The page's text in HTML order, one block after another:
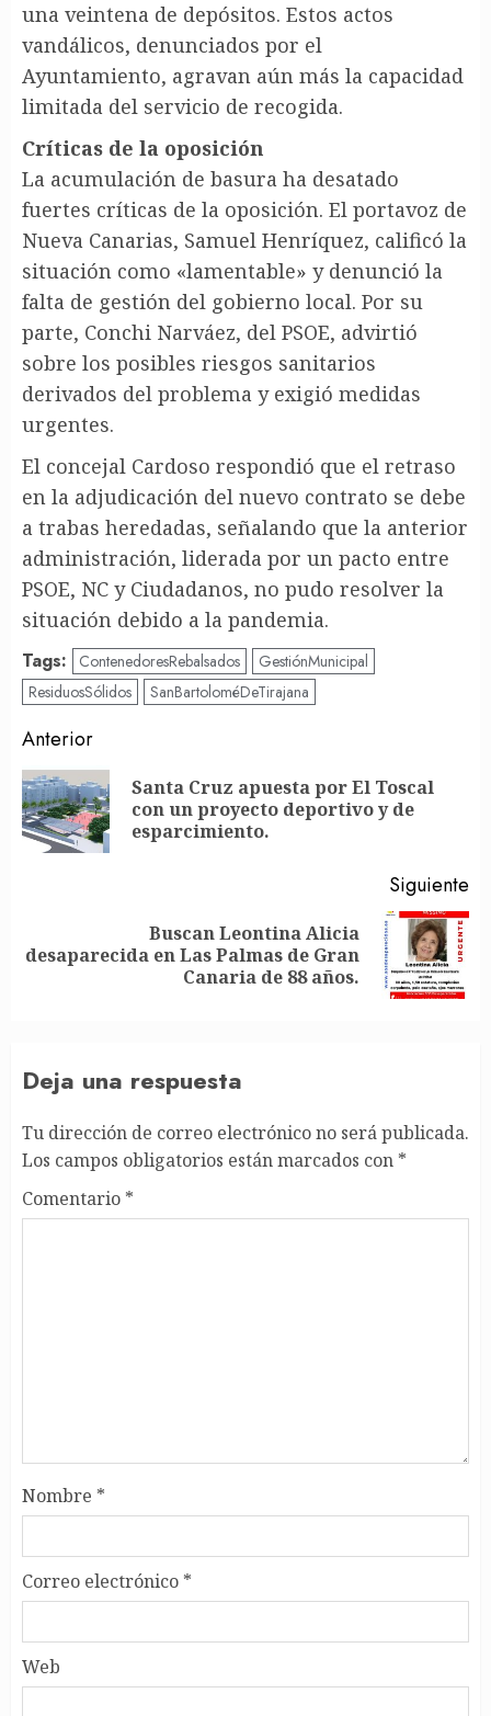
una veintena de depósitos. Estos actos
vandálicos, denunciados por el
Ayuntamiento, agravan aún más la capacidad
limitada del servicio de recogida.
Críticas de la oposición
La acumulación de basura ha desatado
fuertes críticas de la oposición. El portavoz de
Nueva Canarias, Samuel Henríquez, calificó la
situación como «lamentable» y denunció la
falta de gestión del gobierno local. Por su
parte, Conchi Narváez, del PSOE, advirtió
sobre los posibles riesgos sanitarios
derivados del problema y exigió medidas
urgentes.
El concejal Cardoso respondió que el retraso
en la adjudicación del nuevo contrato se debe
a trabas heredadas, señalando que la anterior
administración, liderada por un pacto entre
PSOE, NC y Ciudadanos, no pudo resolver la
situación debido a la pandemia.
Tags: ContenedoresRebalsados
GestiónMunicipal
ResiduosSólidos
SanBartoloméDeTirajana
Post
navigation
Anterior
Santa Cruz apuesta por El Toscal
con un proyecto deportivo y de
esparcimiento.
Siguiente
Siguiente
Buscan Leontina Alicia
desaparecida en Las Palmas de Gran
Canaria de 88 años.
Deja una respuesta
Tu dirección de correo electrónico no será publicada.
Los campos obligatorios están marcados con *
Comentario *
Nombre *
Correo electrónico *
Web